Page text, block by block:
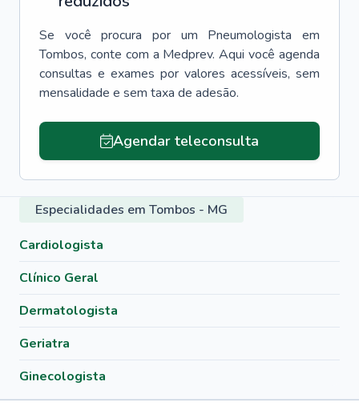
Se você procura por um Pneumologista
em
Tombos, conte com a Medprev. Aqui você agenda
consultas e exames por valores acessíveis, sem
mensalidade e sem taxa de adesão.
Agendar teleconsulta
Especialidades em Tombos - MG
Cardiologista
Clínico Geral
Dermatologista
Geriatra
Ginecologista